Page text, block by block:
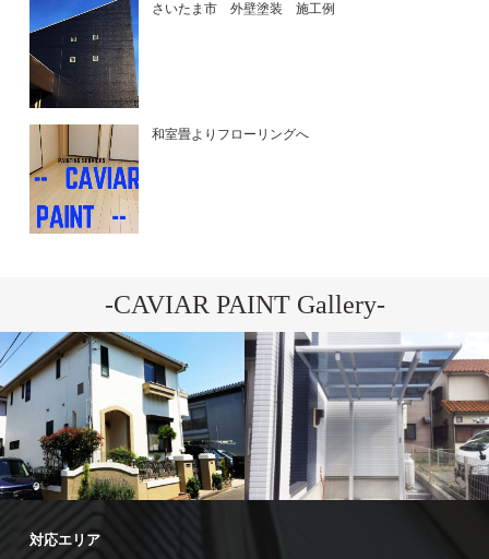
さいたま市 外壁塗装 施工例
和室畳よりフローリングへ
-CAVIAR PAINT Gallery-
-施工例-- 外